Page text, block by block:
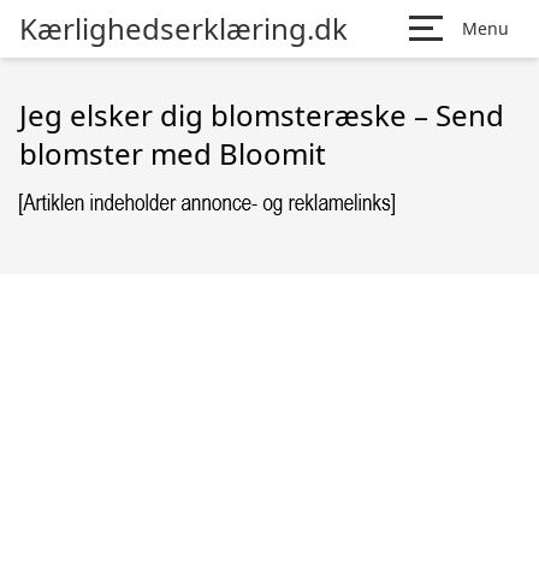
Kærlighedserklæring.dk Menu
Jeg elsker dig blomsteræske – Send
blomster med Bloomit